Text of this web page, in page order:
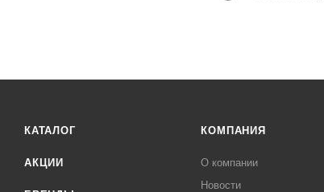
КАТАЛОГ
АКЦИИ
КОМПАНИЯ
О компании
Новости